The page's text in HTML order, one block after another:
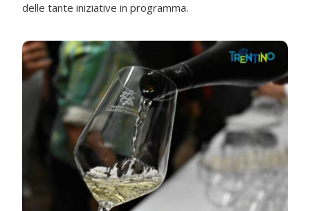
delle tante iniziative in programma.